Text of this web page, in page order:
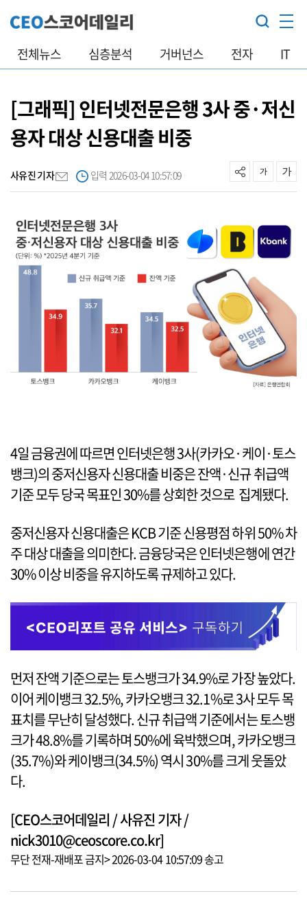
전체뉴스 심층분석 거버넌스 전자 IT
[그래픽] 인터넷전문은행 3사 중·저신
용자 대상 신용대출 비중
사유진 기자 입력 2026-03-04 10:57:09
4일 금융권에 따르면 인터넷은행 3사(카카오·케이·토스
뱅크)의 중저신용자 신용대출 비중은 잔액·신규 취급액
기준 모두 당국 목표인 30%를 상회한 것으로 집계됐다.
중저신용자 신용대출은 KCB 기준 신용평점 하위 50% 차
주 대상 대출을 의미한다. 금융당국은 인터넷은행에 연간
30% 이상 비중을 유지하도록 규제하고 있다.
먼저 잔액 기준으로는 토스뱅크가 34.9%로 가장 높았다.
이어 케이뱅크 32.5%, 카카오뱅크 32.1%로 3사 모두 목
표치를 무난히 달성했다. 신규 취급액 기준에서는 토스뱅
크가 48.8%를 기록하며 50%에 육박했으며, 카카오뱅크
(35.7%)와 케이뱅크(34.5%) 역시 30%를 크게 웃돌았
다.
[CEO스코어데일리 / 사유진 기자 /
nick3010@ceoscore.co.kr]
무단 전재-재배포 금지> 2026-03-04 10:57:09 송고